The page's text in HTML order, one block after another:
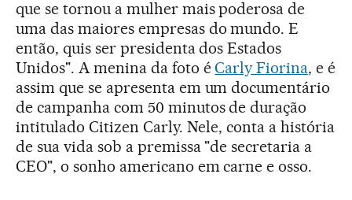
que se tornou a mulher mais poderosa de
uma das maiores empresas do mundo. E
então, quis ser presidenta dos Estados
Unidos". A menina da foto éCarly Fiorina, e é
assim que se apresenta em um documentário
de campanha com 50 minutos de duração
intitulado Citizen Carly. Nele, conta a história
de sua vida sob a premissa "de secretaria a
CEO", o sonho americano em carne e osso.